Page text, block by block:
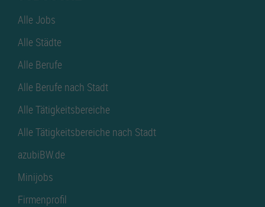
Alle Jobs
Alle Städte
Alle Berufe
Alle Berufe nach Stadt
Alle Tätigkeitsbereiche
Alle Tätigkeitsbereiche nach Stadt
azubiBW.de
Minijobs
Firmenprofil